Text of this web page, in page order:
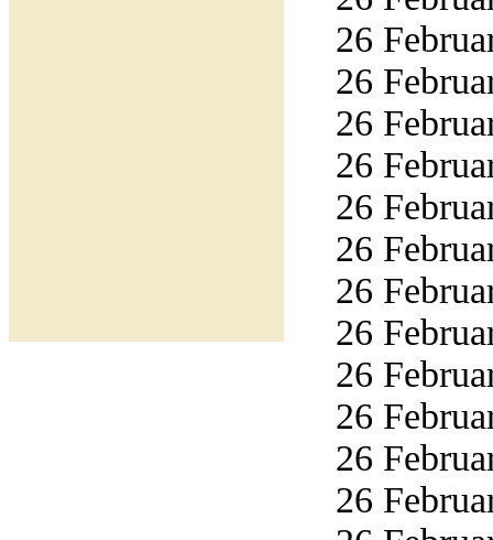
26
26
26
26
26
26
26
26
26
26
26
26